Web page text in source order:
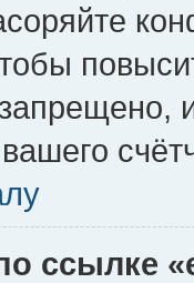
ссылке